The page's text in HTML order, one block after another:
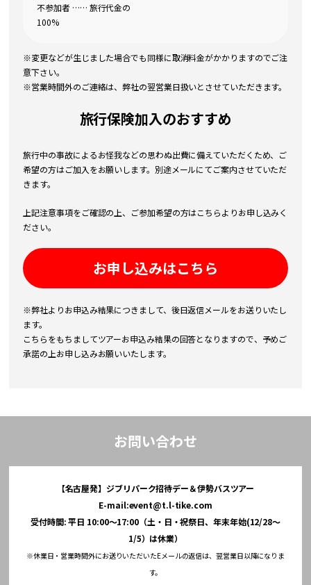
不参加者 …… 旅行代金の
100%
※変更などが生じました場合でも同様に取消料金がかかりますのでご注
意下さい。
※営業時間外のご連絡は、弊社の翌営業日扱いとさせていただきます。
旅行保険加入のおすすめ
旅行中の事故によるお怪我などの思わぬ出費に備えていただくため、ご
希望の方はご加入をお願いします。別途メールにてご案内させていただ
きます。
上記注意事項をご確認の上、ご参加希望の方はこちらよりお申し込みく
ださい。
お申し込みはこちら
※弊社よりお申込み結果につきまして、後日返信メールをお送りいたし
ます。
こちらをもちましてツアーお申込み結果の回答となりますので、予めご
承諾の上お申し込みお願いいたします。
お問い合わせ
【名古屋発】ジブリパーク招待デー＆伊勢バスツアー
E-mail:event@t.l-tike.com
受付時間: 平日 10:00～17:00（土・日・祝祭日、年末年始(12/28～
1/5）は休業）
※休業日・営業時間外にお送りいただいたEメールの返信は、翌営業日以降になりま
す。